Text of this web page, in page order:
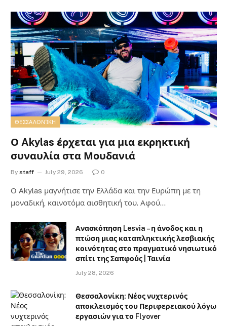
ΘΕΣΣΑΛΟΝΊΚΗ
Ο Akylas έρχεται για μια εκρηκτική
συναυλία στα Μουδανιά
By staff July 29, 2026 0
Ο Αkylas μαγνήτισε την Ελλάδα και την Ευρώπη με τη
μοναδική, καινοτόμα αισθητική του. Αφού…
Ανασκόπηση Lesvia – η άνοδος και η
πτώση μιας καταπληκτικής λεσβιακής
κοινότητας στο πραγματικό νησιωτικό
σπίτι της Σαπφούς | Ταινία
July 28, 2026
Θεσσαλονίκη: Νέος νυχτερινός
αποκλεισμός του Περιφερειακού λόγω
εργασιών για το Flyover